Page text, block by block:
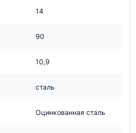
14
90
10,9
сталь
Оцинкованная сталь